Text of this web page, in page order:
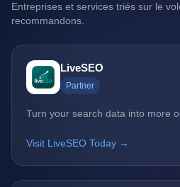
Entreprises et services triés sur le
recommandons.
LiveSEO
Partner
Turn your search data into more
Visit LiveSEO Today →